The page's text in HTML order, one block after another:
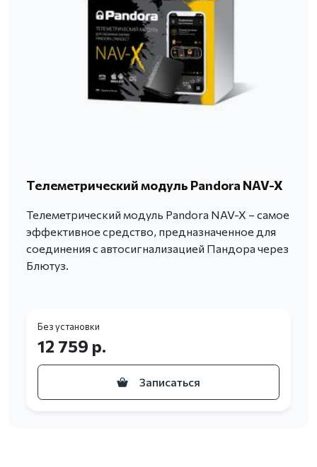
Телеметрический модуль Pandora NAV-X
Телеметрический модуль Pandora NAV-X – самое
эффективное средство, предназначенное для
соединения с автосигнализацией Пандора через
Блютуз.
Без установки
12 759 р.
Записаться